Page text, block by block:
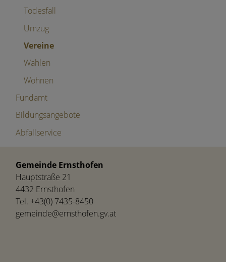
Todesfall
Umzug
Vereine
Wahlen
Wohnen
Fundamt
Bildungsangebote
Abfallservice
Gemeinde Ernsthofen
Hauptstraße 21
4432 Ernsthofen
Tel. +43(0) 7435-8450
gemeinde@ernsthofen.gv.at